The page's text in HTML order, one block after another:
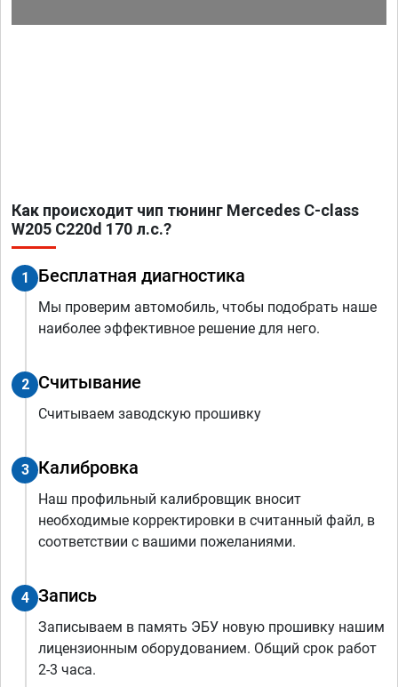
Как происходит чип тюнинг Mercedes C-class
W205 C220d 170 л.с.?
1 Бесплатная диагностика
Мы проверим автомобиль, чтобы подобрать наше
наиболее эффективное решение для него.
2 Считывание
Считываем заводскую прошивку
3 Калибровка
Наш профильный калибровщик вносит
необходимые корректировки в считанный файл, в
соответствии с вашими пожеланиями.
4 Запись
Записываем в память ЭБУ новую прошивку нашим
лицензионным оборудованием. Общий срок работ
2-3 часа.